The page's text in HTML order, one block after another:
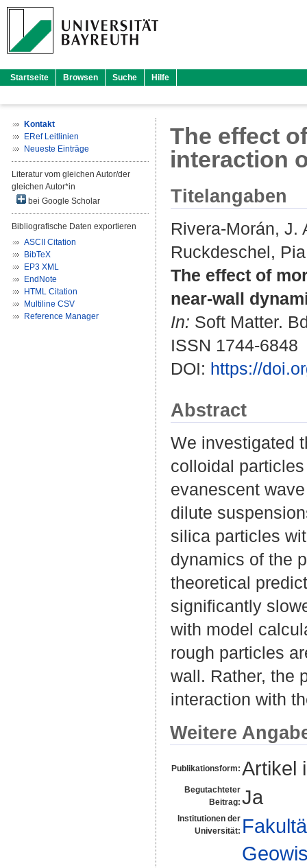
Startseite Browsen Suche Hilfe
Kontakt
ERef Leitlinien
Neueste Einträge
Literatur vom gleichen Autor/der
gleichen Autor*in
bei Google Scholar
Bibliografische Daten exportieren
ASCII Citation
BibTeX
EP3 XML
EndNote
HTML Citation
Multiline CSV
Reference Manager
The effect
interaction
Titelangaben
Rivera-Morán, J.
Ruckdeschel, Pia
The effect of
near-wall
In: Soft Matter.
ISSN 1744-6848
DOI: https://
Abstract
We investigated
colloidal
evanescent
dilute
silica particles
dynamics of the
theoretical
significantly
with model
rough particles
wall. Rather, the
interaction with
Weitere
Publikationsform: Artikel
Begutachteter
Beitrag: Ja
Institutionen der
Universität: